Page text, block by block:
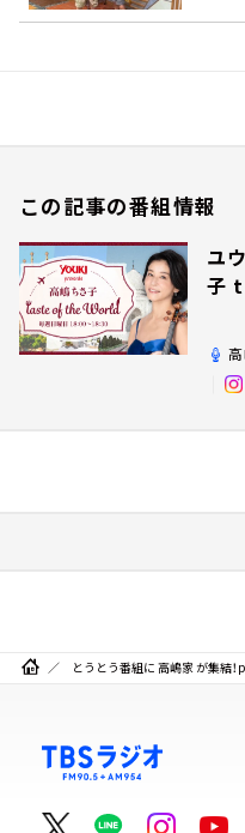
この記事の番組情報
ユ
子
とうとう番組に 高嶋家 が集結